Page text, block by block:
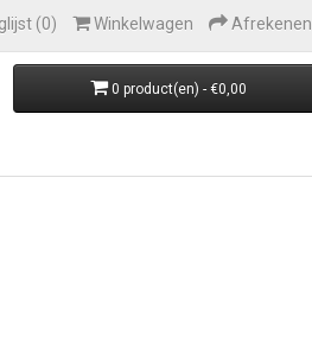
(0) Winkelwagen Afrekenen
0 product(en) - €0,00